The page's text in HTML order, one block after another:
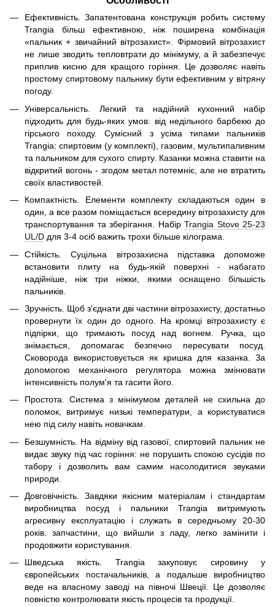
Ефективність. Запатентована конструкція робить систему
Trangia більш ефективною, ніж поширена комбінація
«пальник + звичайний вітрозахист». Фірмовий вітрозахист
не лише зводить тепловтрати до мінімуму, а й забезпечує
приплив кисню для кращого горіння. Це дозволяє навіть
простому спиртовому пальнику бути ефективним у вітряну
погоду.
Універсальність. Легкий та надійний кухонний набір
підходить для будь-яких умов: від недільного барбекю до
гірського походу. Сумісний з усіма типами пальників
Trangia: спиртовим (у комплекті), газовим, мультипаливним
та пальником для сухого спирту. Казанки можна ставити на
відкритий вогонь - згодом метал потемніє, але не втратить
своїх властивостей.
Компактність. Елементи комплекту складаються один в
один, а все разом поміщається всередину вітрозахисту для
транспортування та зберігання. Набір Trangia Stove 25-23
UL/D для 3-4 осіб важить трохи більше кілограма.
Стійкість. Суцільна вітрозахисна підставка допоможе
встановити плиту на будь-якій поверхні - набагато
надійніше, ніж три ніжки, якими оснащено більшість
пальників.
Зручність. Щоб з'єднати дві частини вітрозахисту, достатньо
провернути їх один до одного. На кромці вітрозахисту є
підпірки, що тримають посуд над вогнем. Ручка, що
знімається, допомагає безпечно пересувати посуд.
Сковорода використовується як кришка для казанка. За
допомогою механічного регулятора можна змінювати
інтенсивність полум'я та гасити його.
Простота. Система з мінімумом деталей не схильна до
поломок, витримує низькі температури, а користуватися
нею під силу навіть новачкам.
Безшумність. На відміну від газової, спиртовий пальник не
видає звуку під час горіння: не порушить спокою сусідів по
табору і дозволить вам самим насолодитися звуками
природи.
Довговічність. Завдяки якісним матеріалам і стандартам
виробництва посуд і пальники Trangia витримують
агресивну експлуатацію і служать в середньому 20-30
років. запчастини, що вийшли з ладу, легко замінити і
продовжити користування.
Шведська якість. Trangia закуповує сировину у
європейських постачальників, а подальше виробництво
веде на власному заводі на півночі Швеції. Це дозволяє
повністю контролювати якість процесів та продукції.